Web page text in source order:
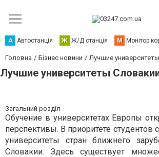
А Автостанція Ж Ж/Д станція М Монітор
Головна Бізнес новини Лучшие
Лучшие университеты
Загальний розділ
Обучение в университетах Европы
перспективы. В приоритете студентов
университеты стран ближнего
Словакии. Здесь существует